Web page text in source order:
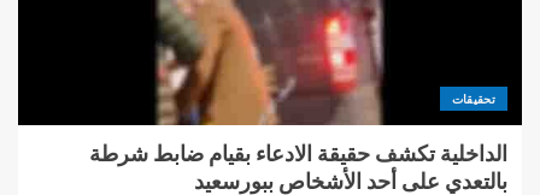
تحقيقات
الداخلية تكشف حقيقة الادعاء بقيام ضابط شرطة
بالتعدي على أحد الأشخاص ببورسعيد